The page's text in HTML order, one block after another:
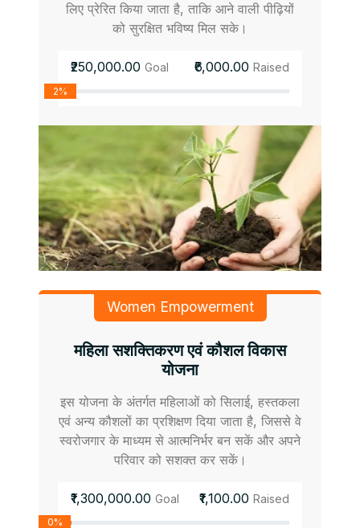
लिए प्रेरित किया जाता है, ताकि आने वाली पीढ़ियों
को सुरक्षित भविष्य मिल सके।
₹250,000.00 Goal ₹6,000.00 Raised
2%
Women Empowerment
महिला सशक्तिकरण एवं कौशल विकास
योजना
इस योजना के अंतर्गत महिलाओं को सिलाई, हस्तकला
एवं अन्य कौशलों का प्रशिक्षण दिया जाता है, जिससे वे
स्वरोजगार के माध्यम से आत्मनिर्भर बन सकें और अपने
परिवार को सशक्त कर सकें।
₹1,300,000.00 Goal ₹1,100.00 Raised
0%